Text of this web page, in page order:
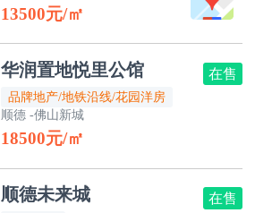
13500元/㎡
华润置地悦里公馆 在售
品牌地产/地铁沿线/花园洋房
顺德 -佛山新城
18500元/㎡
顺德未来城 在售